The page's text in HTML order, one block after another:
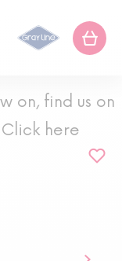
on, find us on
Click here